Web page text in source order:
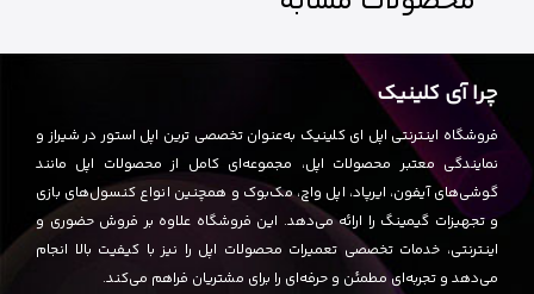
چرا آی کلینیک
فروشگاه اینترنتی اپل ای کلینیک به‌عنوان تخصصی ترین اپل استور در شیراز و
نمایندگی معتبر محصولات اپل، مجموعه‌ای کامل از محصولات اپل مانند
گوشی‌های آیفون، ایرپاد، اپل واچ، مک‌بوک و همچنین انواع کنسول‌های بازی
و تجهیزات گیمینگ را ارائه می‌دهد. این فروشگاه علاوه بر فروش حضوری و
اینترنتی، خدمات تخصصی تعمیرات محصولات اپل را نیز با کیفیت بالا انجام
می‌دهد و تجربه‌ای مطمئن و حرفه‌ای را برای مشتریان فراهم می‌کند.